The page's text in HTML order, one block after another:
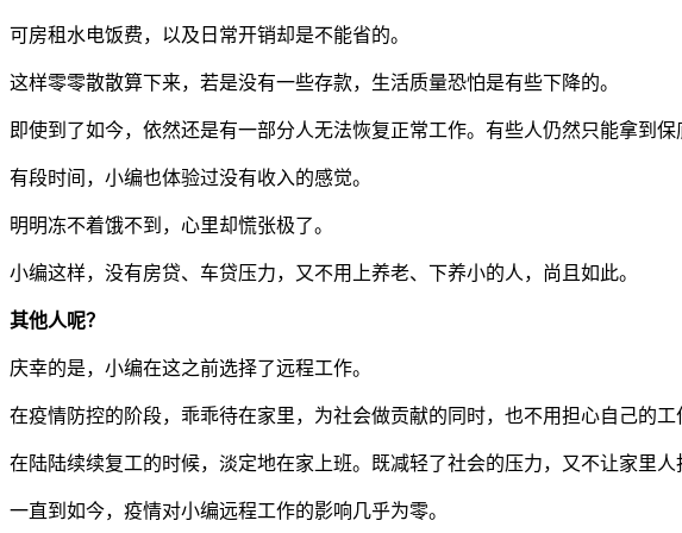
可房租水电饭费，以及日常开销却是不能省的。
这样零零散散算下来，若是没有一些存款，生活质量恐怕是有些下降的。
即使到了如今，依然还是有一部分人无法恢复正常工作。有些人仍然只能拿到保
有段时间，小编也体验过没有收入的感觉。
明明冻不着饿不到，心里却慌张极了。
小编这样，没有房贷、车贷压力，又不用上养老、下养小的人，尚且如此。
其他人呢？
庆幸的是，小编在这之前选择了远程工作。
在疫情防控的阶段，乖乖待在家里，为社会做贡献的同时，也不用担心自己的工
在陆陆续续复工的时候，淡定地在家上班。既减轻了社会的压力，又不让家里
一直到如今，疫情对小编远程工作的影响几乎为零。